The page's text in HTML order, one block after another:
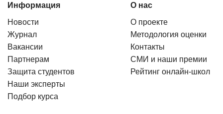
Информация
Новости
Журнал
Вакансии
Партнерам
Защита студентов
Наши эксперты
Подбор курса
О нас
О проекте
Методология оценки
Контакты
СМИ и наши премии
Рейтинг онлайн-школ